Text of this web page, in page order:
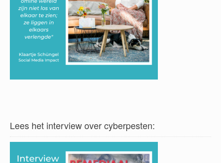
Lees het interview over cyberpesten: